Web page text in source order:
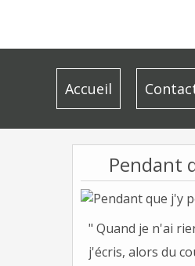
Accueil
Pendant
" Quand je n'ai
j'écris, alors du